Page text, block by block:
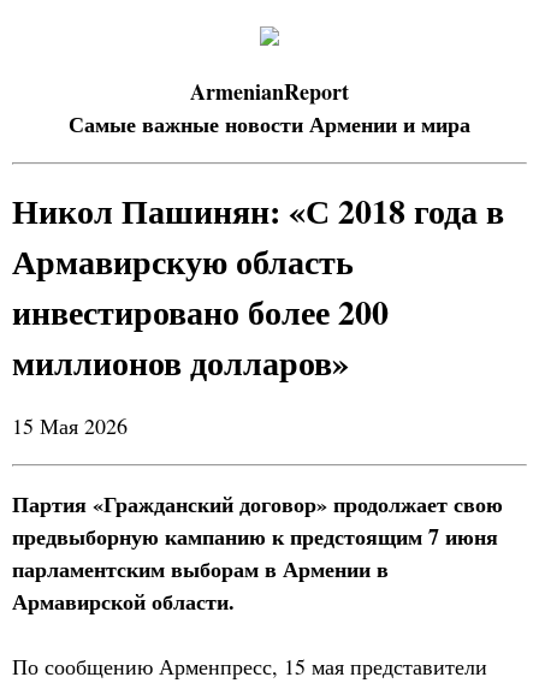
ArmenianReport
Самые важные новости Армении и мира
Никол Пашинян: «С 2018 года в
Армавирскую область
инвестировано более 200
миллионов долларов»
15 Мая 2026
Партия «Гражданский договор» продолжает свою
предвыборную кампанию к предстоящим 7 июня
парламентским выборам в Армении в
Армавирской области.
По сообщению Арменпресс, 15 мая представители